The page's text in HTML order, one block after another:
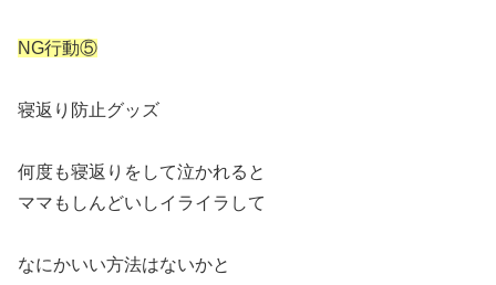
NG行動⑤
寝返り防止グッズ
何度も寝返りをして泣かれると
ママもしんどいしイライラして
なにかいい方法はないかと